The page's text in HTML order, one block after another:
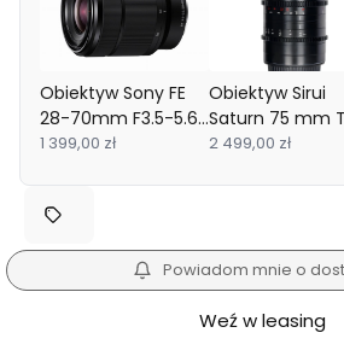
Obiektyw Sony FE
28-70mm F3.5-5.6
OSS II + FILTR 55
1 399,00 zł
Obiektyw Sirui
Saturn 75 mm
1.6x FF
2 499,00 zł
Powiadom mnie o
Weź w leasing